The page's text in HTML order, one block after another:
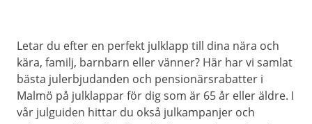
Letar du efter en perfekt julklapp till dina nära och
kära, familj, barnbarn eller vänner? Här har vi samlat
bästa julerbjudanden och pensionärsrabatter i
Malmö på julklappar för dig som är 65 år eller äldre. I
vår julguiden hittar du okså julkampanjer och